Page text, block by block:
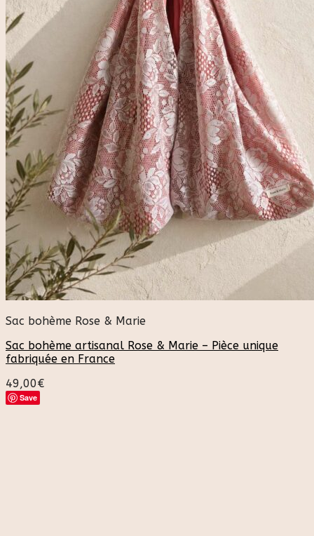
Sac bohème Rose & Marie
Sac bohème artisanal Rose & Marie – Pièce unique
fabriquée en France
49,00€
Save